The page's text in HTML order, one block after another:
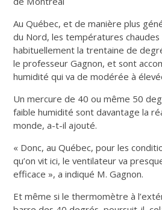
Au Québec, et de manière plus
du Nord, les températures chaudes
habituellement la trentaine de
le professeur Gagnon, et sont
humidité qui va de modérée à
Un mercure de 40 ou même 50
faible humidité sont davantage la
monde, a-t-il ajouté.
« Donc, au Québec, pour les
qu’on vit ici, le ventilateur va
efficace », a indiqué M. Gagnon.
Et même si le thermomètre à